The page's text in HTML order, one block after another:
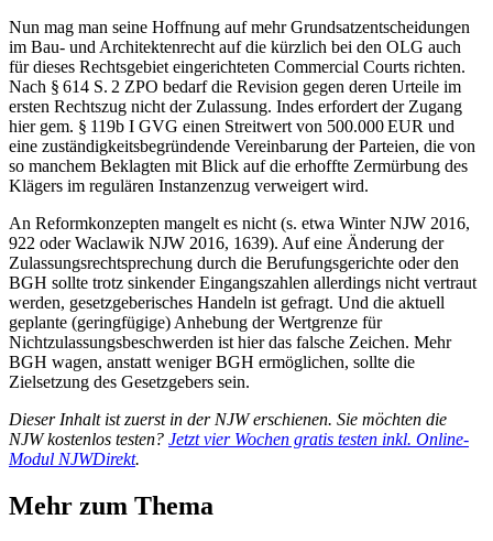
Nun mag man seine Hoffnung auf mehr Grundsatzentscheidungen
im Bau- und Architektenrecht auf die kürzlich bei den OLG auch
für dieses Rechtsgebiet eingerichteten Commercial Courts richten.
Nach § 614 S. 2 ZPO bedarf die Revision gegen deren Urteile im
ersten Rechtszug nicht der Zulassung. Indes erfordert der Zugang
hier gem. § 119b I GVG einen Streitwert von 500.000 EUR und
eine zuständigkeitsbegründende Vereinbarung der Parteien, die von
so manchem Beklagten mit Blick auf die erhoffte Zermürbung des
Klägers im regulären Instanzenzug verweigert wird.
An Reformkonzepten mangelt es nicht (s. etwa Winter NJW 2016,
922 oder Waclawik NJW 2016, 1639). Auf eine Änderung der
Zulassungsrechtsprechung durch die Berufungsgerichte oder den
BGH sollte trotz sinkender Eingangszahlen allerdings nicht vertraut
werden, gesetzgeberisches Handeln ist gefragt. Und die aktuell
geplante (geringfügige) Anhebung der Wertgrenze für
Nichtzulassungsbeschwerden ist hier das falsche Zeichen. Mehr
BGH wagen, anstatt weniger BGH ermöglichen, sollte die
Zielsetzung des Gesetzgebers sein.
Dieser Inhalt ist zuerst in der NJW erschienen. Sie möchten die
NJW kostenlos testen? Jetzt vier Wochen gratis testen inkl. Online-
Modul NJWDirekt.
Mehr zum Thema